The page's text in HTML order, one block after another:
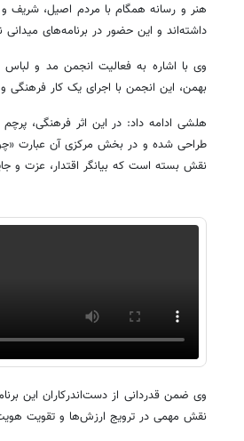
هنر و رسانه همگام با مردم اصیل، شریف
داشته‌اند و این حضور در برنامه‌های
بهمن، این انجمن با اجرای یک کار فرهنگی
هلشی ادامه داد: در این اثر فرهنگی،
طراحی شده و در بخش مرکزی آن عبارت «چو
نقش بسته است که بیانگر اقتدار، عزت و
وی ضمن قدردانی از دست‌اندرکاران این
نقش مهمی در ترویج ارزش‌ها و تقویت